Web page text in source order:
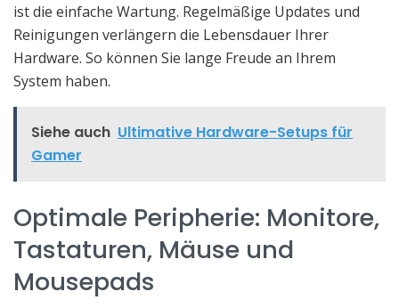
ist die einfache Wartung. Regelmäßige Updates und
Reinigungen verlängern die Lebensdauer Ihrer
Hardware. So können Sie lange Freude an Ihrem
System haben.
Siehe auch Ultimative Hardware-Setups für
Gamer
Optimale Peripherie: Monitore,
Tastaturen, Mäuse und
Mousepads